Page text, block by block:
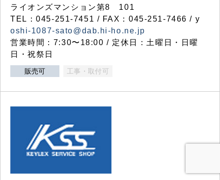
ライオンズマンション第8 101
TEL：045-251-7451 / FAX：045-251-7466 / y
oshi-1087-sato@dab.hi-ho.ne.jp
営業時間：7:30〜18:00 / 定休日：土曜日・日曜
日・祝祭日
販売可 工事・取付可